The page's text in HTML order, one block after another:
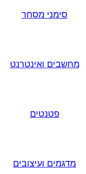
סימני מסחר
מחשבים ואינטרנט
פטנטים
מדגמים ועיצובים